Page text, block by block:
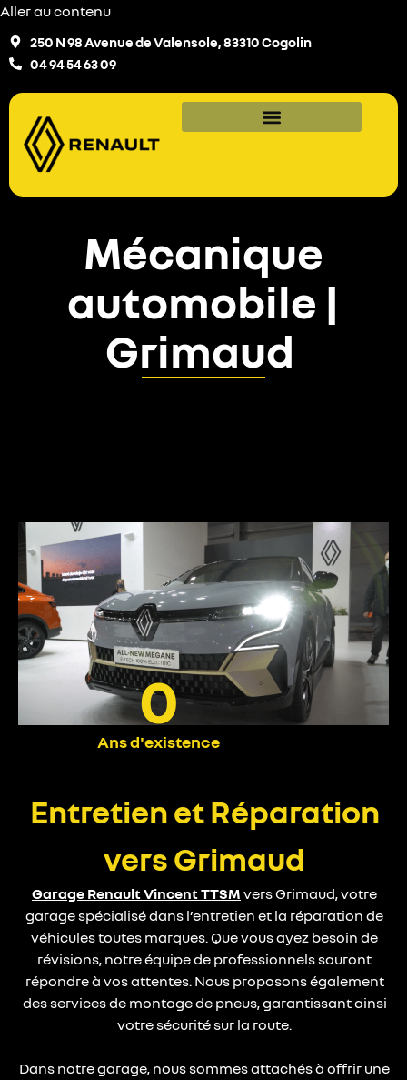
Aller au contenu
250 N 98 Avenue de Valensole, 83310 Cogolin
04 94 54 63 09
Mécanique
automobile |
Grimaud
Ans d'existence
0
Entretien et Réparation
vers Grimaud
Garage Renault Vincent TTSM vers Grimaud, votre
garage spécialisé dans l’entretien et la réparation de
véhicules toutes marques. Que vous ayez besoin de
révisions, notre équipe de professionnels sauront
répondre à vos attentes. Nous proposons également
des services de montage de pneus, garantissant ainsi
votre sécurité sur la route.
Dans notre garage, nous sommes attachés à offrir une